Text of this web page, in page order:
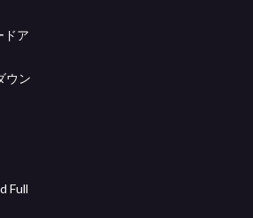
ドア
ウン
Full